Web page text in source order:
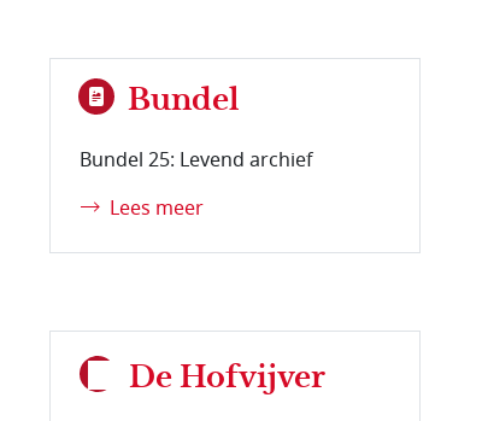
Bundel
Bundel 25: Levend archief
Lees meer
De Hofvijver